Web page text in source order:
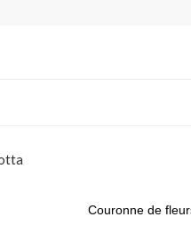
Couronne de